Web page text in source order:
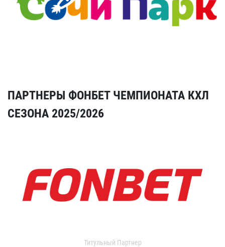
ПАРТНЕРЫ ФОНБЕТ ЧЕМПИОНАТА КХЛ
СЕЗОНА 2025/2026
Титульный Партнер